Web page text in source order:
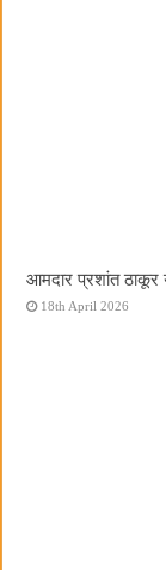
आमदार प्रशांत ठाकूर
18th April 2026